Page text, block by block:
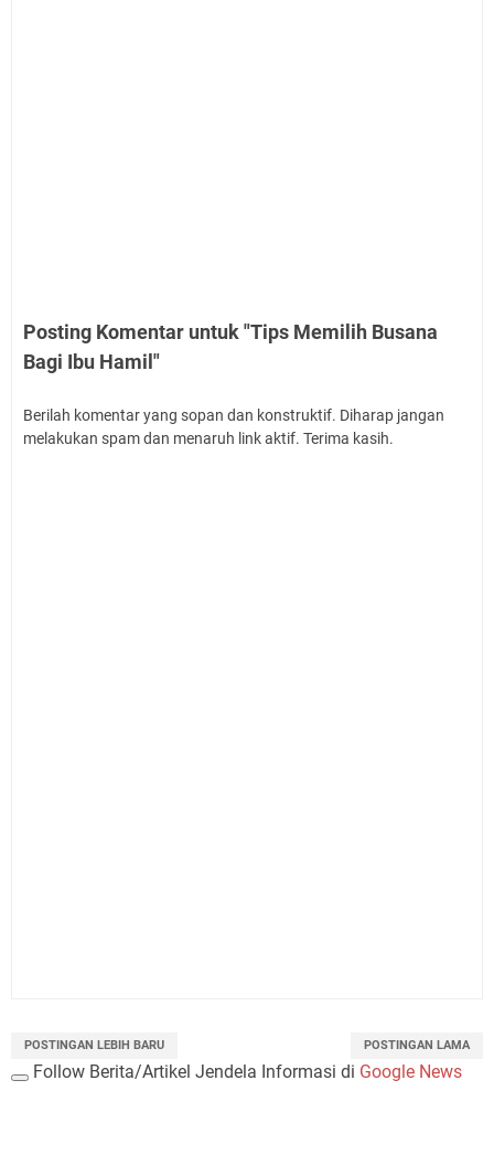
Posting Komentar untuk "Tips Memilih Busana
Bagi Ibu Hamil"
Berilah komentar yang sopan dan konstruktif. Diharap jangan
melakukan spam dan menaruh link aktif. Terima kasih.
POSTINGAN LEBIH BARU POSTINGAN LAMA
Follow Berita/Artikel Jendela Informasi di Google News